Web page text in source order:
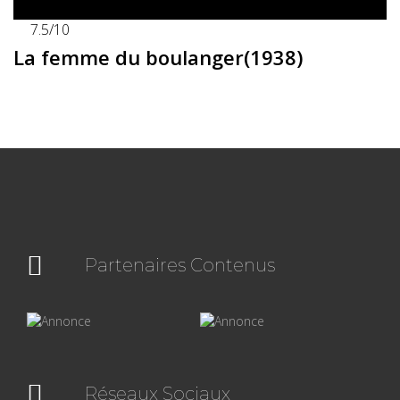
Interviews
7.5/10
La femme du boulanger(1938)
Partenaires Contenus
Réseaux Sociaux